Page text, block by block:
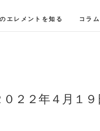
エレメントを知る コラ
２２年４月１９